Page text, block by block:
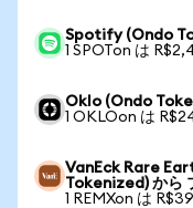
Spotify (Ondo
1 SPOTon は
Oklo (Ondo
1 OKLOon は
VanEck Rare
Tokenized) から
1 REMXon は